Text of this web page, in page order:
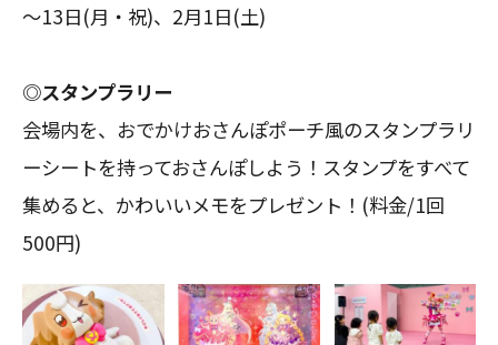
～13日(月・祝)、2月1日(土)
◎スタンプラリー
会場内を、おでかけおさんぽポーチ風のスタンプラリ
ーシートを持っておさんぽしよう！スタンプをすべて
集めると、かわいいメモをプレゼント！(料金/1回
500円)